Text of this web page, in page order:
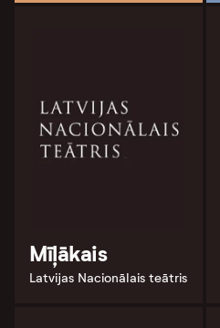
Mīļākais
Latvijas Nacionālais teātris